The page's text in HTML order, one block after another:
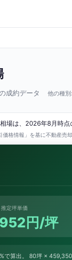
成約データ 他の種別:
場は、2026年8月時点
価格情報」を基に不動産売
推定坪単価
円/坪
で算出。 80坪 ×